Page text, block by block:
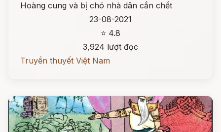
Hoàng cung và bị chó nhà dân cắn chết
23-08-2021
⭐ 4.8
3,924 lượt đọc
Truyền thuyết Việt Nam